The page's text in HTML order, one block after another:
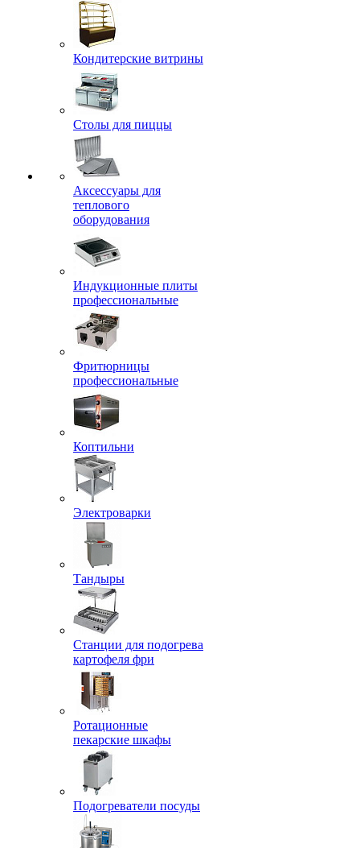
Кондитерские витрины
Столы для пиццы
Аксессуары для
теплового
оборудования
Индукционные плиты
профессиональные
Фритюрницы
профессиональные
Коптильни
Электроварки
Тандыры
Станции для подогрева
картофеля фри
Ротационные
пекарские шкафы
Подогреватели посуды